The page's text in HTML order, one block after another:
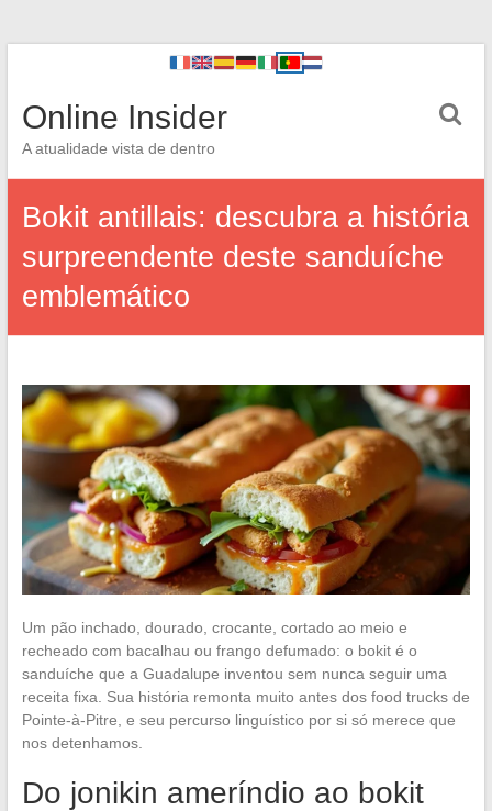
Online Insider
A atualidade vista de dentro
Bokit antillais: descubra a história
surpreendente deste sanduíche
emblemático
Um pão inchado, dourado, crocante, cortado ao meio e
recheado com bacalhau ou frango defumado: o bokit é o
sanduíche que a Guadalupe inventou sem nunca seguir uma
receita fixa. Sua história remonta muito antes dos food trucks de
Pointe-à-Pitre, e seu percurso linguístico por si só merece que
nos detenhamos.
Do jonikin ameríndio ao bokit